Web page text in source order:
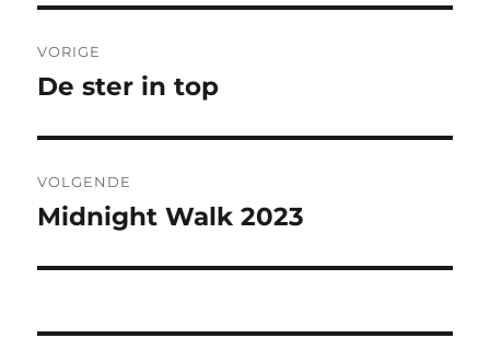
navigatie
VORIGE
Vorig
De ster in top
VOLGENDE
Volgend
Midnight Walk 2023